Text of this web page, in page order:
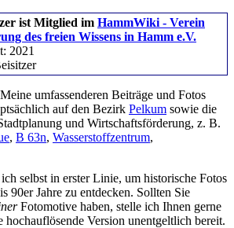
ist Mitglied im HammWiki - Verein
des freien Wissens in Hamm e.V.
2021
umfassenderen Beiträge und Fotos
auf den Bezirk Pelkum sowie die
und Wirtschaftsförderung, z. B.
, B 63n, Wasserstoffzentrum,
selbst in erster Linie, um historische Fotos
90er Jahre zu entdecken. Sollten Sie
Fotomotive haben, stelle ich Ihnen gerne
hochauflösende Version unentgeltlich bereit.